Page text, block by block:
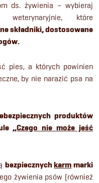
ds. żywienia – wybieraj
weterynaryjnie, które
składniki, dostosowane
pies, a których powinien
by nie narazić psa na
produktów
„Czego nie może jeść
bezpiecznychkarm marki
żywienia psów (również